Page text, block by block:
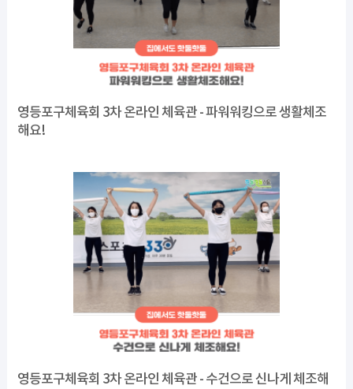
영등포구체육회 3차 온라인 체육관 - 파워워킹으로 생활체조
해요!
영등포구체육회 3차 온라인 체육관 - 수건으로 신나게 체조해